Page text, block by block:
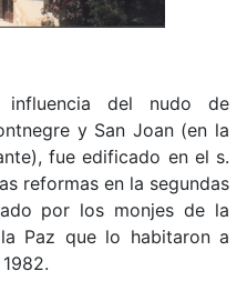
del nudo de
y San Joan (en la
fue edificado en el s.
reformas en la segundas
por los monjes de la
Paz que lo habitaron a